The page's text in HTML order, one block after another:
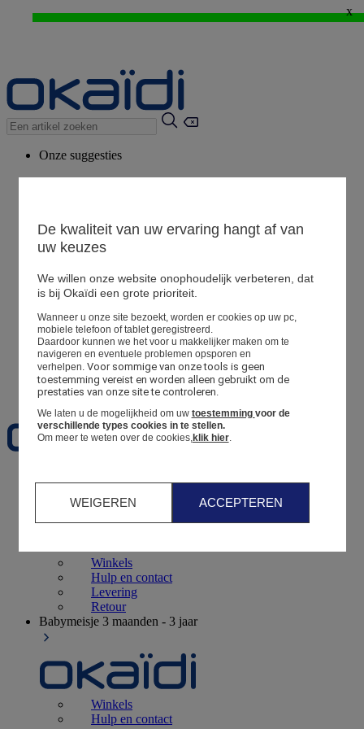
WEB ONLY: -20%* vanaf 3 aangekochte artikelen > Ik geniat ervan !
x
Onze suggesties
Bekijk alle artikelen
Winkel
Mijn informatie
Een bestelling volgen
Mandje
Favorieten
Geboorte0 - 12 maanden
Winkels
Hulp en contact
Levering
Retour
Babymeisje 3 maanden - 3 jaar
Winkels
Hulp en contact
De kwaliteit van uw ervaring hangt af van
uw keuzes
We willen onze website onophoudelijk verbeteren, dat
is bij Okaïdi een grote prioriteit.
Wanneer u onze site bezoekt, worden er cookies op uw pc,
mobiele telefoon of tablet geregistreerd.
Daardoor kunnen we het voor u makkelijker maken om te
navigeren en eventuele problemen opsporen en
verhelpen. Voor sommige van onze tools is geen
toestemming vereist en worden alleen gebruikt om de
prestaties van onze site te controleren.
We laten u de mogelijkheid om uw toestemming voor de
verschillende types cookies in te stellen.
Om meer te weten over de cookies,klik hier.
WEIGEREN ACCEPTEREN